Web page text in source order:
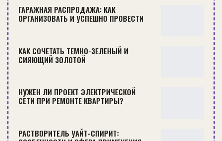
СОВЕТЫ
ГАРАЖНАЯ РАСПРОДАЖА: КАК
ОРГАНИЗОВАТЬ И УСПЕШНО ПРОВЕСТИ
КАК СОЧЕТАТЬ ТЕМНО-ЗЕЛЕНЫЙ И
СИЯЮЩИЙ ЗОЛОТОЙ
НУЖЕН ЛИ ПРОЕКТ ЭЛЕКТРИЧЕСКОЙ
СЕТИ ПРИ РЕМОНТЕ КВАРТИРЫ?
РАСТВОРИТЕЛЬ УАЙТ-СПИРИТ: